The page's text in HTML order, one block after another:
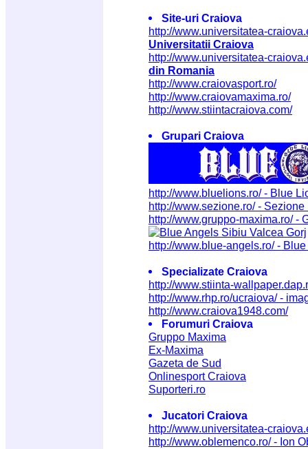
Site-uri Craiova
http://www.universitatea-
Universitatii Craiova
http://www.universitatea-
din Romania
http://www.craiovasport.ro/
http://www.craiovamaxima.ro/
http://www.stiintacraiova.com/
Grupari Craiova
http://www.bluelions.ro/ - Blue
http://www.sezione.ro/ - Sezione
http://www.gruppo-maxima.ro/ -
http://www.blue-angels.ro/ -
Specializate Craiova
http://www.stiinta-
http://www.rhp.ro/ucraiova/ -
http://www.craiova1948.com/
Forumuri Craiova
Gruppo Maxima
Ex-Maxima
Gazeta de Sud
Onlinesport Craiova
Suporteri.ro
Jucatori Craiova
http://www.universitatea-
http://www.oblemenco.ro/ - Ion